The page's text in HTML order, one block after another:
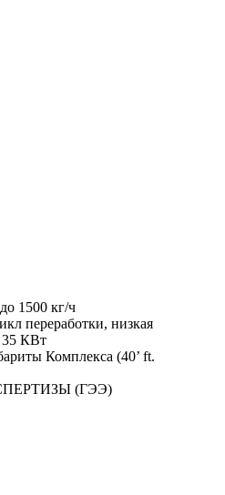
1500 кг/ч
переработки, низкая
35 КВт
Комплекса (40’ ft.
(ГЭЭ)